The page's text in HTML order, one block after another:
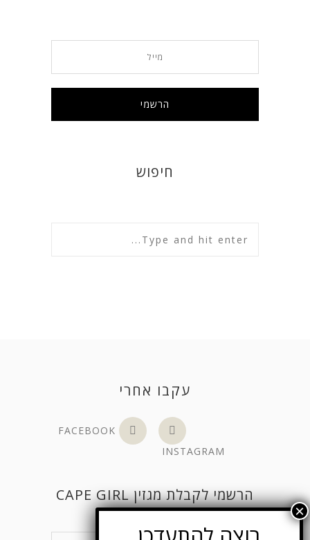
חיפוש
עקבו אחרי
FACEBOOK
INSTAGRAM
הרשמי לקבלת מגזין CAPE GIRL